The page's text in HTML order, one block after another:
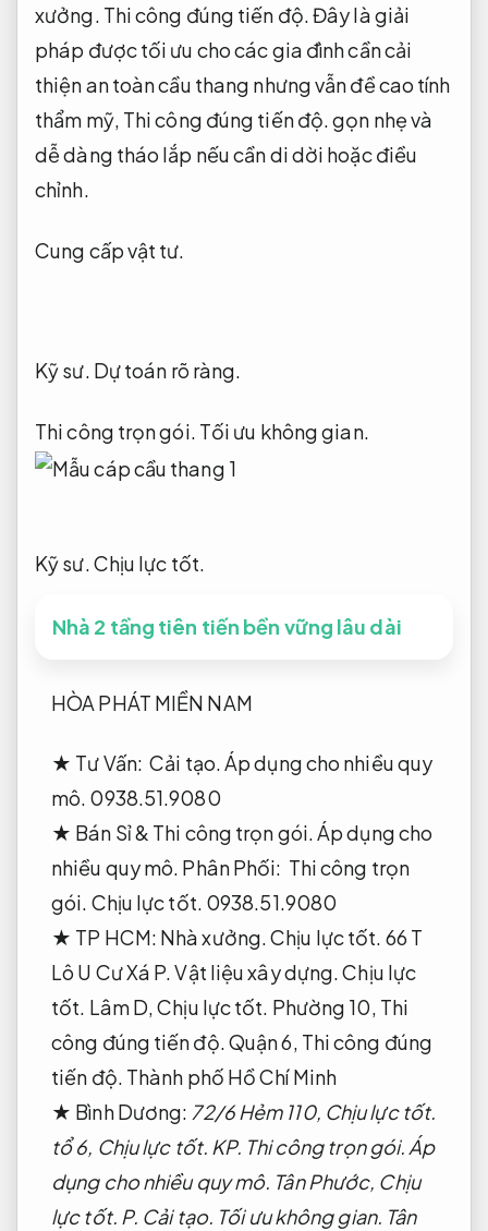
xưởng. Thi công đúng tiến độ.Đây là giải
pháp được tối ưu cho các gia đình cần cải
thiện an toàn cầu thang nhưng vẫn đề cao tính
thẩm mỹ, Thi công đúng tiến độ.gọn nhẹ và
dễ dàng tháo lắp nếu cần di dời hoặc điều
chỉnh.
Cung cấp vật tư.
Kỹ sư. Dự toán rõ ràng.
Thi công trọn gói. Tối ưu không gian.
Kỹ sư.Chịu lực tốt.
Nhà 2 tầng tiên tiến bền vững lâu dài
HÒA PHÁT MIỀN NAM
★ Tư Vấn:Cải tạo.Áp dụng cho nhiều quy
mô. 0938.51.9080
★ Bán Sỉ & Thi công trọn gói.Áp dụng cho
nhiều quy mô. Phân Phối: Thi công trọn
gói. Chịu lực tốt. 0938.51.9080
★ TP HCM: Nhà xưởng.Chịu lực tốt. 66 T
Lô U Cư Xá P.Vật liệu xây dựng.Chịu lực
tốt. Lâm D,Chịu lực tốt. Phường 10, Thi
công đúng tiến độ.Quận 6, Thi công đúng
tiến độ. Thành phố Hồ Chí Minh
★ Bình Dương: 72/6 Hẻm 110, Chịu lực tốt.
tổ 6, Chịu lực tốt. KP. Thi công trọn gói. Áp
dụng cho nhiều quy mô. Tân Phước, Chịu
lực tốt. P. Cải tạo. Tối ưu không gian. Tân